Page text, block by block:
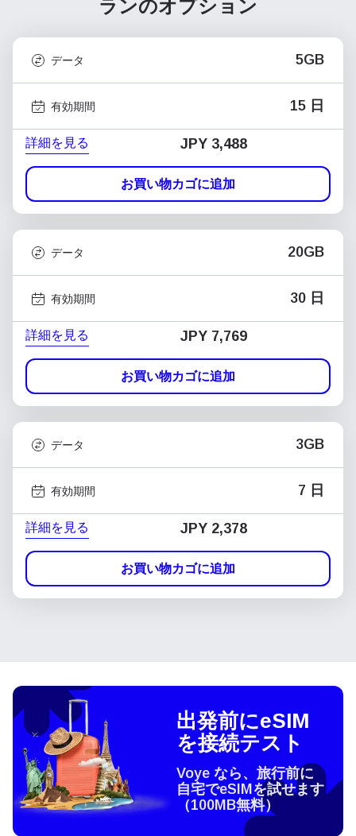
ランのオプション
データ 5GB
有効期間 15 日
詳細を見る JPY 3,488
お買い物カゴに追加
データ 20GB
有効期間 30 日
詳細を見る JPY 7,769
お買い物カゴに追加
データ 3GB
有効期間 7 日
詳細を見る JPY 2,378
お買い物カゴに追加
出発前にeSIM
を接続テスト
Voye なら、旅行前に
自宅でeSIMを試せます
（100MB無料）